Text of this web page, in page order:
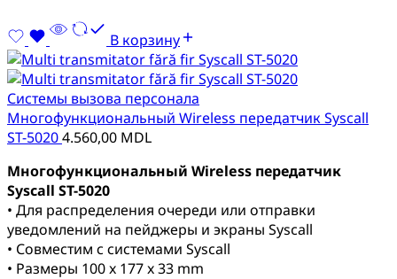
В корзину
Системы вызова персонала
Многофункциональный Wireless передатчик Syscall
ST-50204.560,00 MDL
Многофункциональный Wireless передатчик
Syscall ST-5020
• Для распределения очереди или отправки
уведомлений на пейджеры и экраны Syscall
• Совместим с системами Syscall
• Размеры 100 x 177 x 33 mm